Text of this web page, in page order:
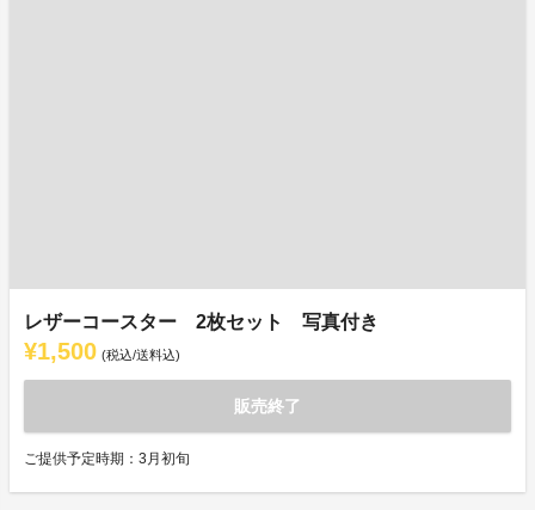
レザーコースター 2枚セット 写真付き
¥1,500 (税込/送料込)
販売終了
ご提供予定時期：3月初旬